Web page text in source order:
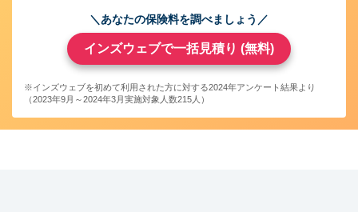
＼あなたの保険料を調べましょう／
インズウェブで一括見積り (無料)
※インズウェブを初めて利用された方に対する2024年アンケート結果より
（2023年9月～2024年3月実施対象人数215人）